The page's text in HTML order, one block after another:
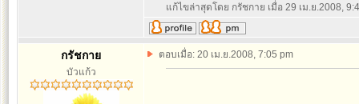
แก้ไขล่าสุดโดย กรัชกาย เมื่อ 29 เม.ย.2008,
กรัชกาย
บัวแก้ว
ตอบเมื่อ: 20 เม.ย.2008, 7:05 pm